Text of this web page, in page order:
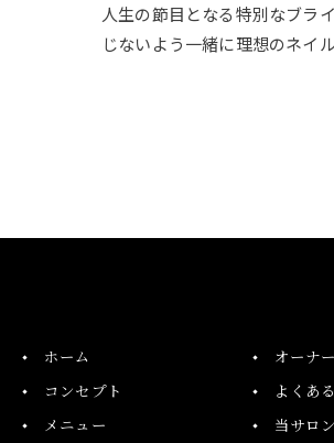
人生の節目となる特別なブラ
じないよう一緒に理想のネイ
ホーム
コンセプト
メニュー
オーナー
よくあ
当サロ